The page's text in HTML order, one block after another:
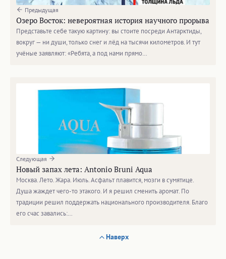
Предыдущая
Озеро Восток: невероятная история научного прорыва
Представьте себе такую картину: вы стоите посреди Антарктиды,
вокруг — ни души, только снег и лёд на тысячи километров. И тут
учёные заявляют: «Ребята, а под нами прямо…
Следующая
Новый запах лета: Antonio Bruni Aqua
Москва. Лето. Жара. Июль. Асфальт плавится, мозги в сумятице.
Душа жаждет чего-то этакого. И я решил сменить аромат. По
традиции решил поддержать национального производителя. Благо
его счас завались:…
Наверх